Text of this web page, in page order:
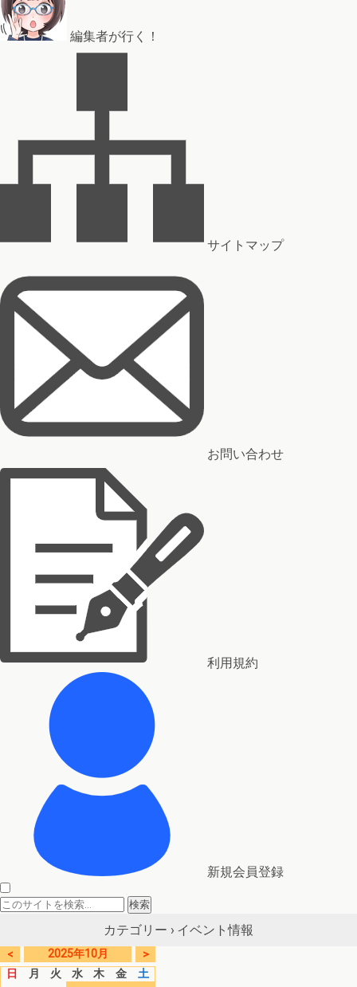
編集者が行く！
サイトマップ
お問い合わせ
利用規約
新規会員登録
カテゴリー › イベント情報
< 2025年10月
>
日
月 火 水 木 金
土